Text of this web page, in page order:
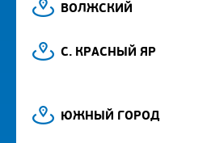
ВОЛЖСКИЙ
С. КРАСНЫЙ ЯР
ЮЖНЫЙ ГОРОД